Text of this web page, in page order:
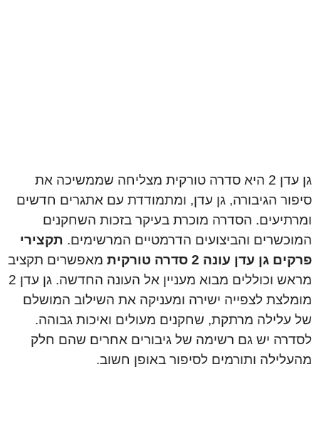
גן עדן 2 היא סדרה טורקית מצליחה שממשיכה את
סיפור הגיבורה, גן עדן, ומתמודדת עם אתגרים חדשים
ומרתיעים. הסדרה מוכרת בעיקר בזכות השחקנים
המוכשרים והביצועים הדרמטיים המרשימים. תקצירי
פרקים גן עדן עונה 2 סדרה טורקית
מאפשרים תקציב
מראש וכוללים מבוא מעניין אל העונה החדשה. גן עדן 2
מומלצת לצפייה ישירה ומעניקה את השילוב המושלם
של עלילה מרתקת, שחקנים מעולים ואיכות גבוהה.
לסדרה יש גם רשימה של גיבורים אחרים שהם חלק
מהעלילה ותורמים לסיפור באופן חשוב.